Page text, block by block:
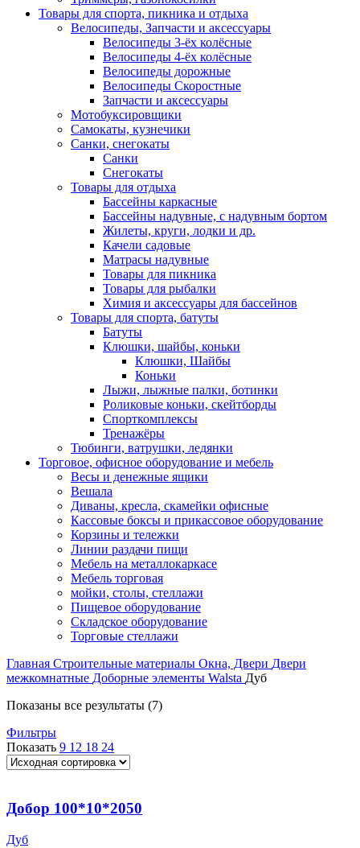
Товары для спорта, пикника и отдыха
Велосипеды, Запчасти и аксессуары
Велосипеды 3-ёх колёсные
Велосипеды 4-ёх колёсные
Велосипеды дорожные
Велосипеды Скоростные
Запчасти и аксессуары
Мотобуксировщики
Самокаты, кузнечики
Санки, снегокаты
Санки
Снегокаты
Товары для отдыха
Бассейны каркасные
Бассейны надувные, с надувным бортом
Жилеты, круги, лодки и др.
Качели садовые
Матрасы надувные
Товары для пикника
Товары для рыбалки
Химия и аксессуары для бассейнов
Товары для спорта, батуты
Батуты
Клюшки, шайбы, коньки
Клюшки, Шайбы
Коньки
Лыжи, лыжные палки, ботинки
Роликовые коньки, скейтборды
Спорткомплексы
Тренажёры
Тюбинги, ватрушки, ледянки
Торговое, офисное оборудование и мебель
Весы и денежные ящики
Вешала
Диваны, кресла, скамейки офисные
Кассовые боксы и прикассовое оборудование
Корзины и тележки
Линии раздачи пищи
Мебель на металлокаркасе
Мебель торговая
мойки, столы, стеллажи
Пищевое оборудование
Складское оборудование
Торговые стеллажи
Главная Строительные материалы Окна, Двери Двери
межкомнатные Доборные элементы Walsta Дуб
Показаны все результаты (7)
Фильтры
Показать 9 12 18 24
Добор 100*10*2050
Дуб